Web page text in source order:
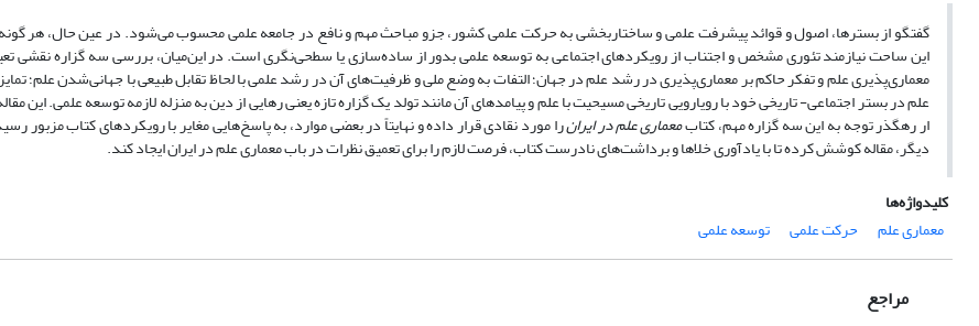
گفتگو از بسترها، اصول و قوائد پیشرفت علمی و ساختاربخشی به حرکت علمی کشور، جزو مباحث مهم و نافع در جامعه علمی محسوب می‌شود. در عین حال، هر
این ساحت نیازمند تئوری مشخص و اجتناب از رویکردهای اجتماعی به توسعه علمی بدور از ساده‌سازی یا سطحی‌نگری است. در این‌میان، بررسی سه گزاره نقشی
معماری‌پذیری علم و تفکر حاکم بر معماری‌پذیری در رشد علم در جهان؛ التفات به وضع ملی و ظرفیت‌های آن در رشد علمی با لحاظ تقابل طبیعی با جهانی‌شدن علم؛
علم در بستر اجتماعی- تاریخی خود با رویارویی تاریخی مسیحیت با علم و پیامدهای آن مانند تولد یک گزاره تازه یعنی رهایی از دین به منزله لازمه توسعه علمی. این
ار رهگذر توجه به این سه گزاره مهم، کتابمعماری علم در ایرانرا مورد نقادی قرار داده و نهایتاً در بعضی موارد، به پاسخ‌هایی مغایر با رویکردهای کتاب مزبور
دیگر، مقاله کوشش کرده تا با یادآوری خلاها و برداشت‌های نادرست کتاب، فرصت لازم را برای تعمیق نظرات در باب معماری علم در ایران ایجاد کند.
کلیدواژه‌ها
معماری علم
حرکت علمی توسعه علمی
مراجع